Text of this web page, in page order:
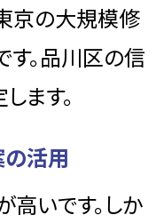
京の大規模修
。品川区の信
ます。
活用
いです。しか